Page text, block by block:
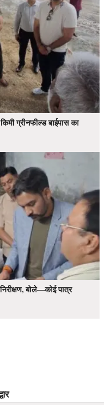
ग्रीनफील्ड बाईपास का
बोले—कोई पात्र